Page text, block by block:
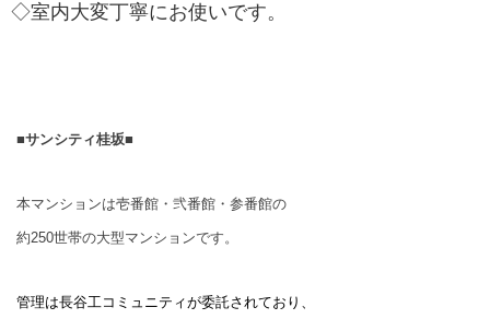
◇室内大変丁寧にお使いです。
■サンシティ桂坂■
本マンションは壱番館・弐番館・参番館の
約250世帯の大型マンションです。
管理は長谷工コミュニティが委託されており、